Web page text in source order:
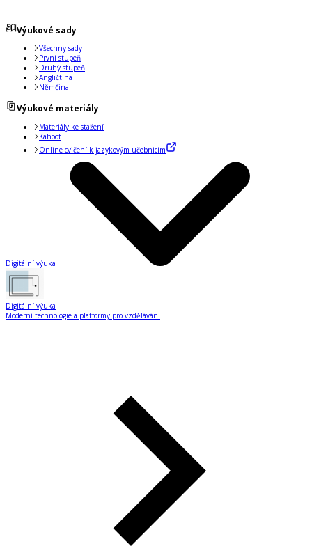
Výukové sady
Všechny sady
První stupeň
Druhý stupeň
Angličtina
Němčina
Výukové materiály
Materiály ke stažení
Kahoot
Online cvičení k jazykovým učebnicím
Digitální výuka
Digitální výuka
Moderní technologie a platformy pro vzdělávání